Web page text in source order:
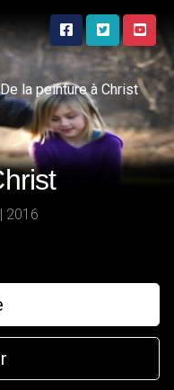
De la peinture à Christ
2016